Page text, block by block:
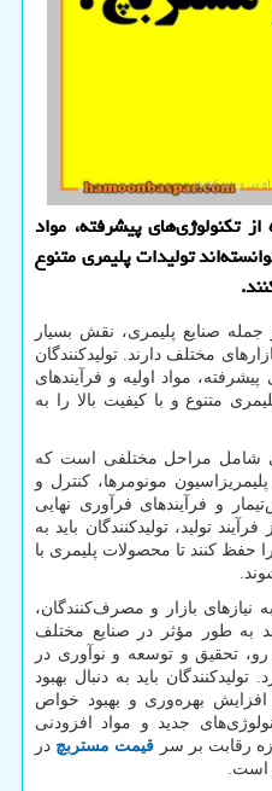
از تکنولوژی‌های پیشرفته، مواد
تولیدات پلیمری متنوع
جمله صنایع پلیمری، نقش بسیار
مختلف دارند. تولیدکنندگان
پیشرفته، مواد اولیه و فرآیندهای
متنوع و با کیفیت بالا را به
شامل مراحل مختلفی است که
مونومرها، کنترل و
و فرآیندهای فرآوری نهایی
تولید، تولیدکنندگان باید به
حفظ کنند تا محصولات پلیمری با
به نیازهای بازار و مصرف‌کنندگان،
به طور مؤثر در صنایع مختلف
رو، تحقیق و توسعه و نوآوری در
باید به دنبال بهبود
افزایش بهره‌وری و بهبود خواص
جدید و مواد افزودنی
رقابت بر سر قیمت مستربچ در
است.